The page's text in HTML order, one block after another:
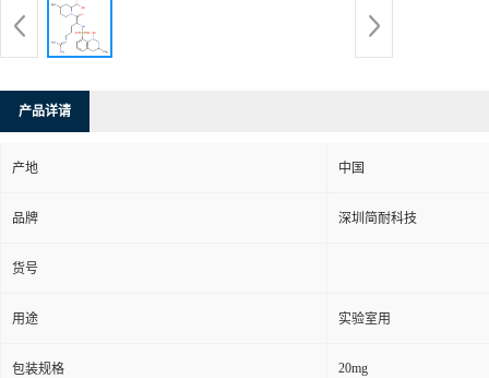
产品详请
产地 中国
品牌 深圳简耐科技
货号
用途 实验室用
包装规格 20mg